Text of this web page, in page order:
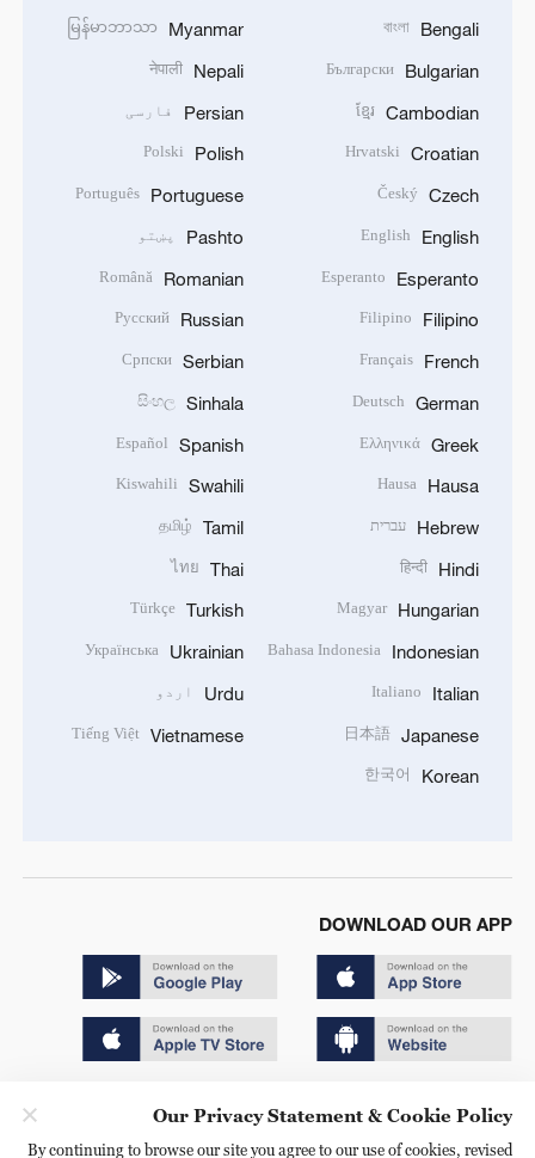
Bengali
বাংলা
Bulgarian
Български
Cambodian
ខ្មែរ
Croatian
Hrvatski
Czech
Český
English
English
Esperanto
Esperanto
Filipino
Filipino
French
Français
German
Deutsch
Greek
Ελληνικά
Hausa
Hausa
Hebrew עברית
Hindi
हिन्दी
Hungarian
Magyar
Indonesian
Bahasa Indonesia
Italian
Italiano
Japanese
日本語
Korean
한국어
Myanmar
မြန်မာဘာသာ
Nepali
नेपाली
Persian فارسی
Polish
Polski
Portuguese
Português
Pashto پښتو
Romanian
Română
Russian
Русский
Serbian
Српски
Sinhala
සිංහල
Spanish
Español
Swahili
Kiswahili
Tamil
தமிழ்
Thai
ไทย
Turkish
Türkçe
Ukrainian
Українська
Urdu اردو
Vietnamese
Tiếng Việt
DOWNLOAD OUR APP
京ICP备20000184号
Our Privacy Statement & Cookie Policy
By continuing to browse our site you agree to our use of cookies, revised